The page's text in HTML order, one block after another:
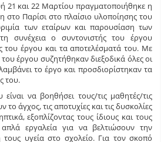
21 και 22 Μαρτίου πραγματοποιήθηκε η
στο Παρίσι στο πλαίσιο υλοποίησης του
των εταίρων και παρουσίαση των
συνέχεια ο συντονιστής του έργου
του έργου και τα αποτελέσματά του. Με
έργου συζητήθηκαν διεξοδικά όλες οι
το έργο και προσδιορίστηκαν τα
του.
να βοηθήσει τους/τις μαθητές/τις
το άγχος, τις αποτυχίες και τις δυσκολίες
εξοπλίζοντας τους ίδιους και τους
απλά εργαλεία για να βελτιώσουν την
υγεία στο σχολείο. Για τον σκοπό